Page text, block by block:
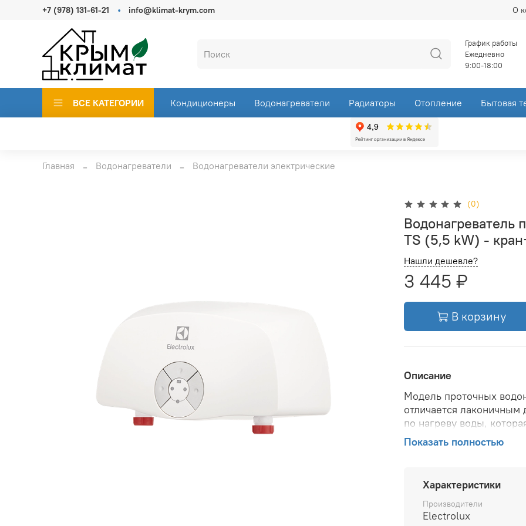
О
+7 (978) 131-61-21 info@klimat-krym.com
График работы
Ежедневно
9:00-18:00
ВСЕ КАТЕГОРИИ Кондиционеры Водонагреватели Радиаторы Отопление Бытовая
Главная Водонагреватели Водонагреватели электрические
(0)
TS (5,5 kW) -
Нашли дешевле?
3 445 ₽
В корзину
Описание
Модель проточных
отличается
по нагреву воды,
нагревательных
(5,5 кВт) предназначен
В водонагревателях
гидравлическая
Показать полностью
Характеристики
Производители
Electrolux